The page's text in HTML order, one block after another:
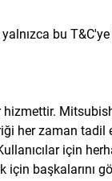
bu
her zaman
için
başkalarını